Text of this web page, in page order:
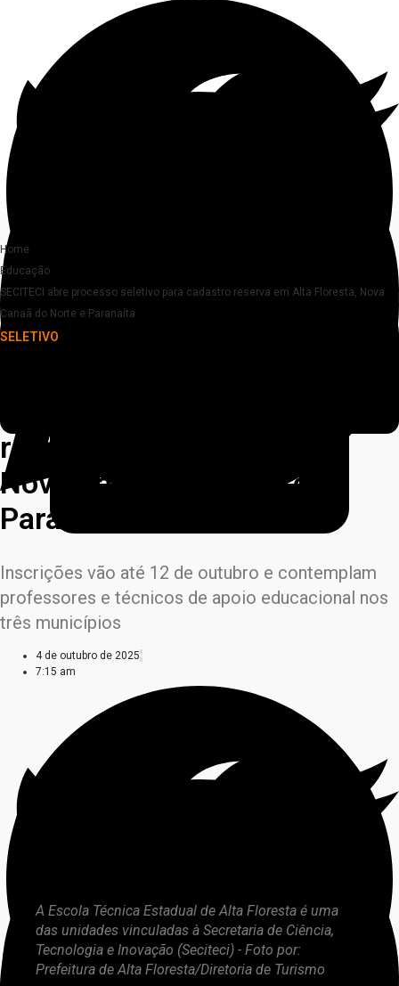
Home
Educação
SECITECI abre processo seletivo para cadastro reserva em Alta Floresta, Nova
Canaã do Norte e Paranaíta
SELETIVO
reserva em Alta Floresta,
Nova Canaã do Norte e
Paranaíta
Inscrições vão até 12 de outubro e contemplam
professores e técnicos de apoio educacional nos
três municípios
4 de outubro de 2025
7:15 am
A Escola Técnica Estadual de Alta Floresta é uma
das unidades vinculadas à Secretaria de Ciência,
Tecnologia e Inovação (Seciteci) - Foto por:
Prefeitura de Alta Floresta/Diretoria de Turismo